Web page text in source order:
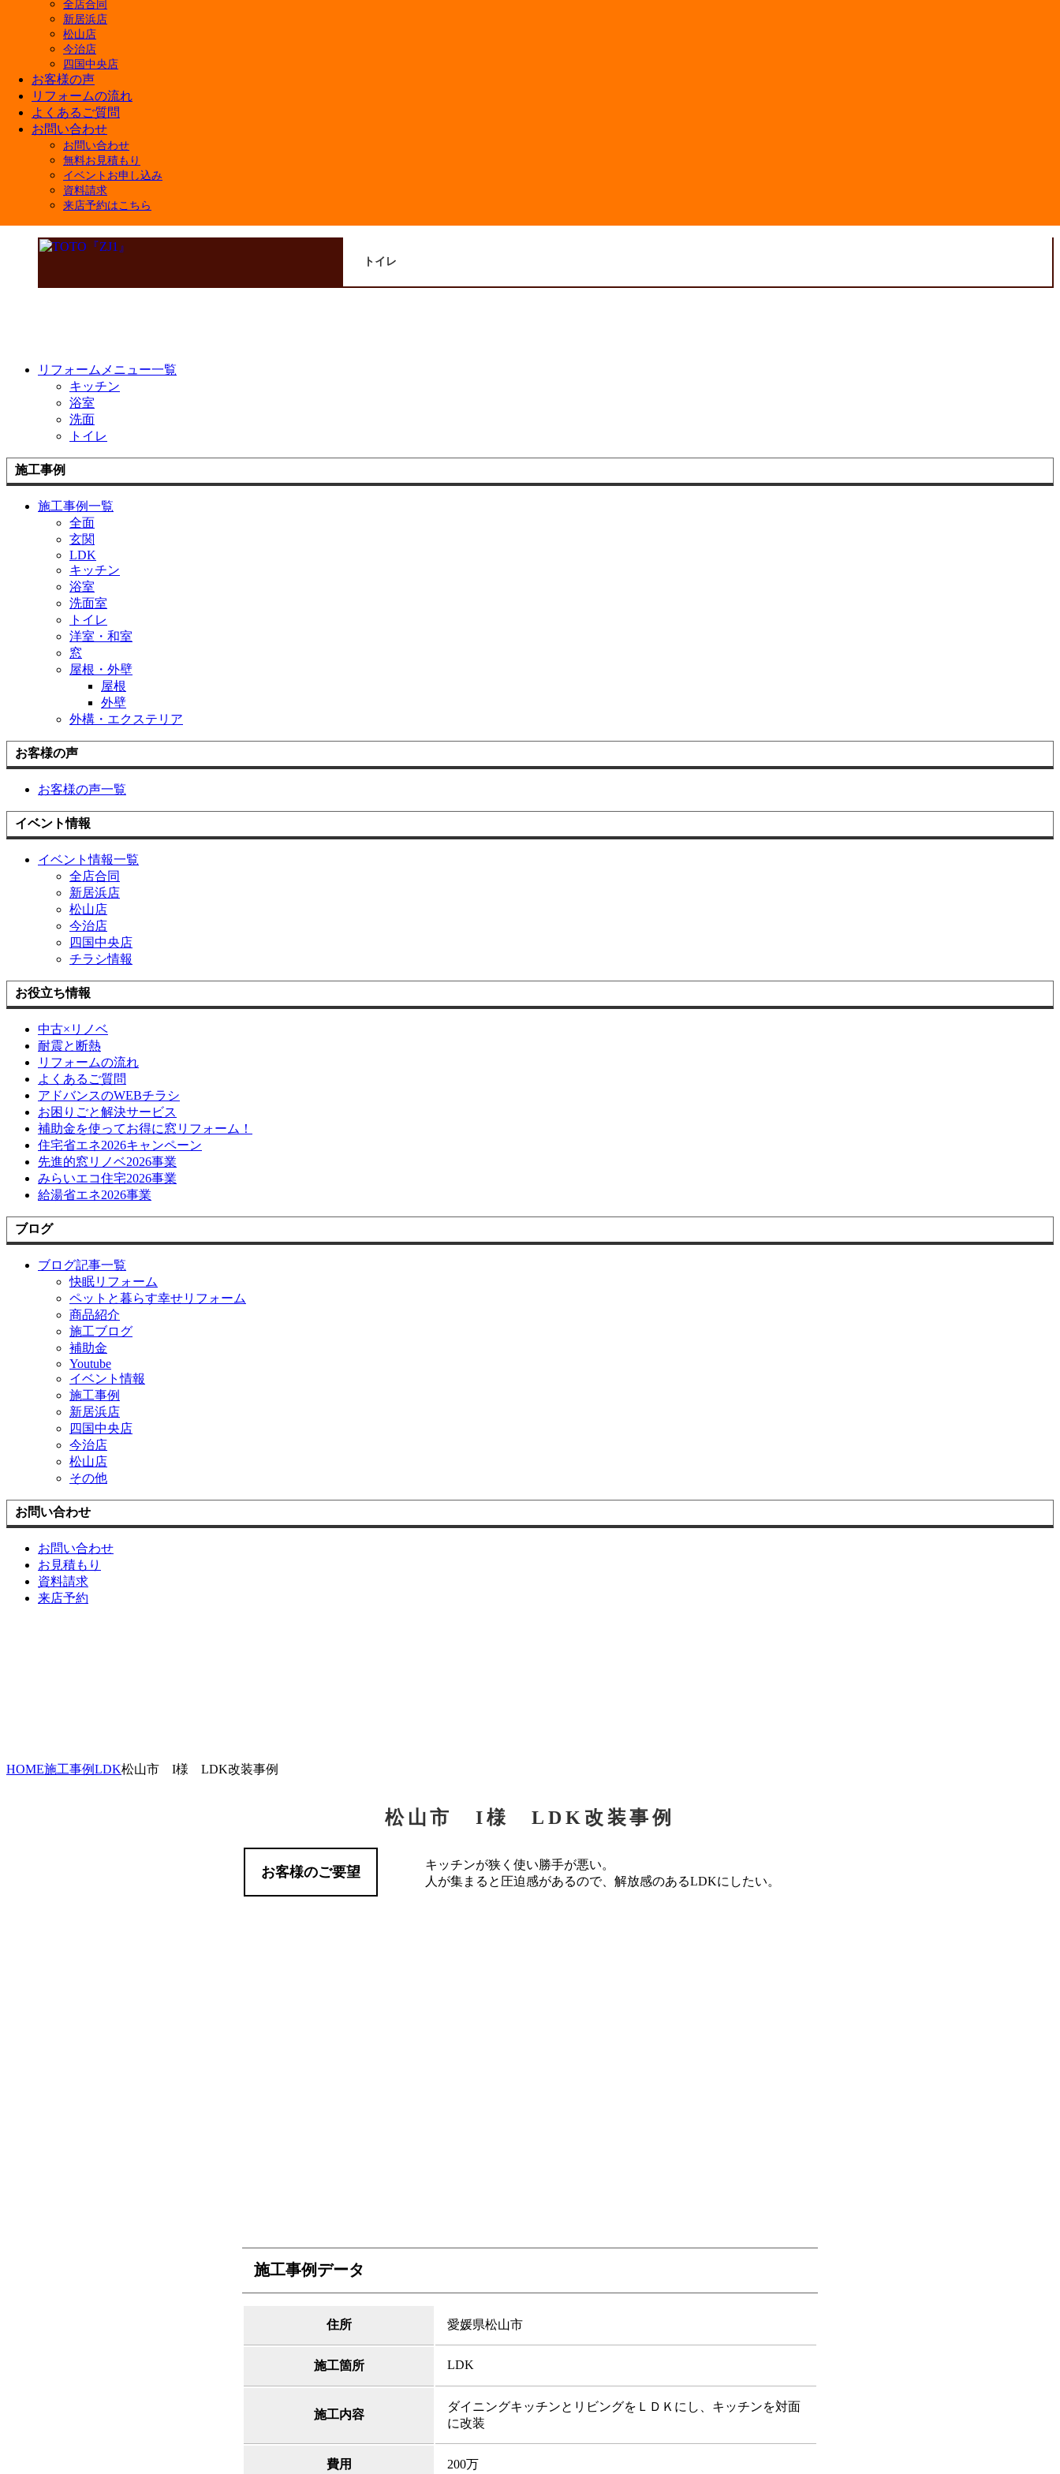
全店合同
新居浜店
松山店
今治店
四国中央店
お客様の声
リフォームの流れ
よくあるご質問
お問い合わせ
お問い合わせ
無料お見積もり
イベントお申し込み
資料請求
来店予約はこちら
トイレ
リフォームメニュー一覧
キッチン
浴室
洗面
トイレ
施工事例
施工事例一覧
全面
玄関
LDK
キッチン
浴室
洗面室
トイレ
洋室・和室
窓
屋根・外壁
屋根
外壁
外構・エクステリア
お客様の声
お客様の声一覧
イベント情報
イベント情報一覧
全店合同
新居浜店
松山店
今治店
四国中央店
チラシ情報
お役立ち情報
中古×リノベ
耐震と断熱
リフォームの流れ
よくあるご質問
アドバンスのWEBチラシ
お困りごと解決サービス
補助金を使ってお得に窓リフォーム！
住宅省エネ2026キャンペーン
先進的窓リノベ2026事業
みらいエコ住宅2026事業
給湯省エネ2026事業
ブログ
ブログ記事一覧
快眠リフォーム
ペットと暮らす幸せリフォーム
商品紹介
施工ブログ
補助金
Youtube
イベント情報
施工事例
新居浜店
四国中央店
今治店
松山店
その他
お問い合わせ
お問い合わせ
お見積もり
資料請求
来店予約
HOME施工事例LDK松山市 I様 LDK改装事例
松山市 I様 LDK改装事例
お客様のご要望
キッチンが狭く使い勝手が悪い。
人が集まると圧迫感があるので、解放感のあるLDKにしたい。
施工事例データ
住所 愛媛県松山市
施工箇所 LDK
施工内容
ダイニングキッチンとリビングをＬＤＫにし、キッチンを対面
に改装
費用 200万